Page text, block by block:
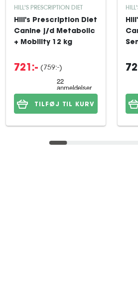
HILL'S PRESCRIPTION DIET
Hill's Prescription Diet
Canine j/d Metabolic
+ Mobility 12 kg
721:- (759:-)
TILFØJ TIL KURV